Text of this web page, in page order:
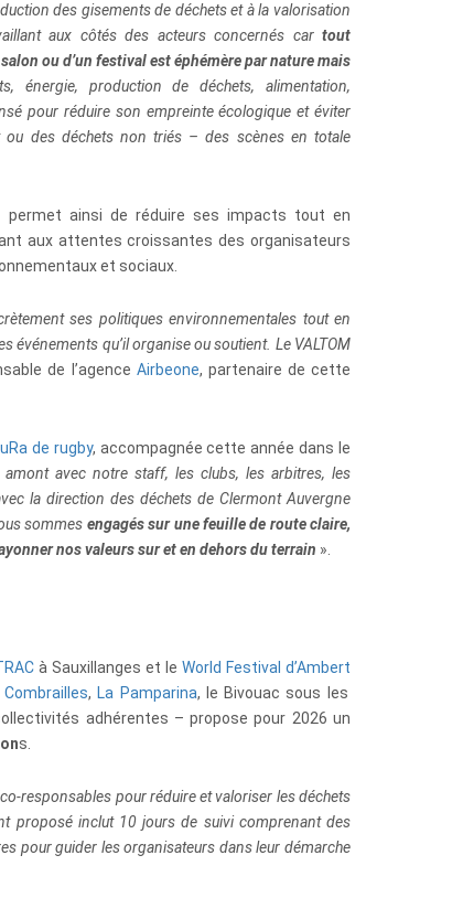
des gisements de déchets et à la valorisation
aux côtés des acteurs concernés car tout
ou d’un festival est éphémère par nature mais
énergie, production de déchets, alimentation,
pour réduire son empreinte écologique et éviter
ou des déchets non triés – des scènes en totale
permet ainsi de réduire ses impacts tout en
aux attentes croissantes des organisateurs
et sociaux.
ses politiques environnementales tout en
qu’il organise ou soutient. Le VALTOM
de l’agence Airbeone, partenaire de cette
de rugby, accompagnée cette année dans le
avec notre staff, les clubs, les arbitres, les
la direction des déchets de Clermont Auvergne
sommes engagés sur une feuille de route claire,
nos valeurs sur et en dehors du terrain ».
à Sauxillanges et le World Festival d’Ambert
Combrailles, La Pamparina, le Bivouac sous les
adhérentes – propose pour 2026un
s
responsables pour réduire et valoriser les déchets
proposé inclut 10 jours de suivi comprenant des
pour guider les organisateurs dans leur démarche